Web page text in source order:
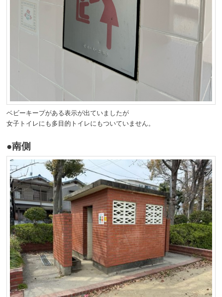
ベビーキープがある表示が出ていましたが
女子トイレにも多目的トイレにもついていません。
●南側